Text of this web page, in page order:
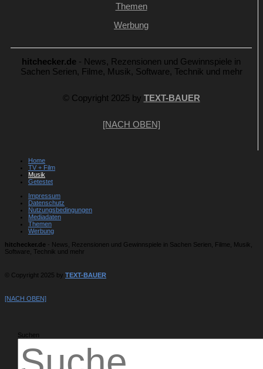
Themen
Werbung
hitchecker.de - News, Rezensionen und Gewinnspiele in
Sachen Serien, Filme, Musik, Software, Technik und mehr
© Copyright 2025 by TEXT-BAUER
[NACH OBEN]
Home
TV + Film
Musik
Getestet
Impressum
Datenschutz
Nutzungsbedingungen
Mediadaten
Themen
Werbung
hitchecker.de - News, Rezensionen und Gewinnspiele in Sachen Serien, Filme, Musik,
Software, Technik und mehr
© Copyright 2025 by TEXT-BAUER
[NACH OBEN]
Suchen